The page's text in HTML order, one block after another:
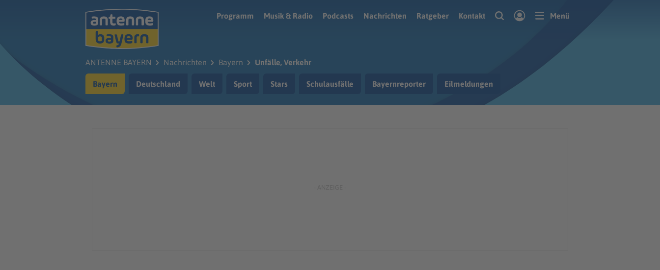
Programm
Musik & Radio Podcasts Nachrichten Ratgeber Kontakt Menü
ANTENNE BAYERN Nachrichten Bayern Unfälle, Verkehr
Bayern Deutschland Welt Sport Stars Schulausfälle Bayernreporter Eilmeldungen